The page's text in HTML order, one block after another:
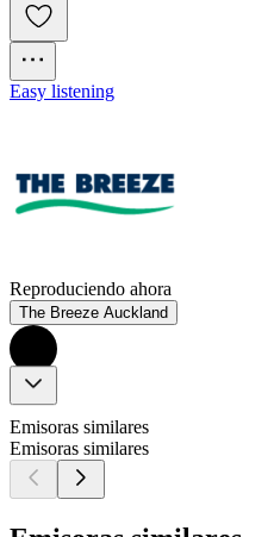
Easy listening
Reproduciendo ahora
The Breeze Auckland
Emisoras similares
Emisoras similares